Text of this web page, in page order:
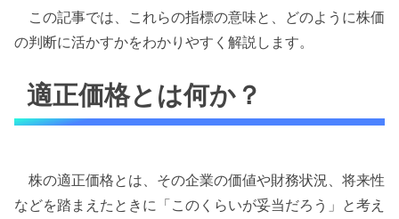
この記事では、これらの指標の意味と、どのように株価
の判断に活かすかをわかりやすく解説します。
適正価格とは何か？
株の適正価格とは、その企業の価値や財務状況、将来性
などを踏まえたときに「このくらいが妥当だろう」と考え